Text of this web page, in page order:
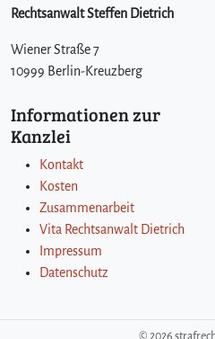
Rechtsanwalt Steffen Dietrich
Wiener Straße 7
10999 Berlin-Kreuzberg
Informationen zur
Kanzlei
Kontakt
Kosten
Zusammenarbeit
Vita Rechtsanwalt Dietrich
Impressum
Datenschutz
© 2026